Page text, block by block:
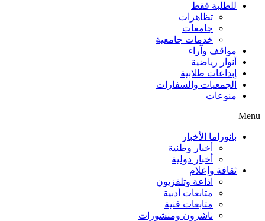
للطلبة فقط
تظاهرات
جامعات
خدمات جامعية
مواقف وآراء
أنوار رياضية
إبداعات طلابية
الجمعيات والسفارات
منوعات
Menu
بانوراما الأخبار
أخبار وطنية
أخبار دولية
ثقافة وإعلام
اذاعة وتلفزيون
متابعات أدبية
متابعات فنية
ناشرون ومنشورات